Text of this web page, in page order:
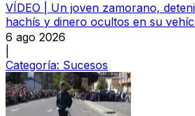
VÍDEO | Un joven zamorano,
hachís y dinero ocultos en su
6 ago 2026
Categoría: Sucesos